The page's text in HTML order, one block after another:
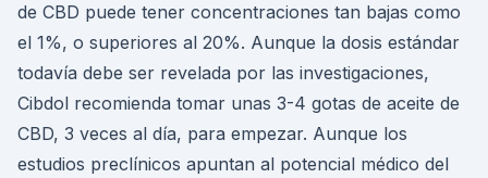
de CBD puede tener concentraciones tan bajas como
el 1%, o superiores al 20%. Aunque la dosis estándar
todavía debe ser revelada por las investigaciones,
Cibdol recomienda tomar unas 3-4 gotas de aceite de
CBD, 3 veces al día, para empezar. Aunque los
estudios preclínicos apuntan al potencial médico del